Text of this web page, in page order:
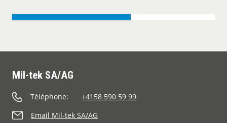
Mil-tek SA/AG
Téléphone:
+4158 590 59 99
Email Mil-tek SA/AG